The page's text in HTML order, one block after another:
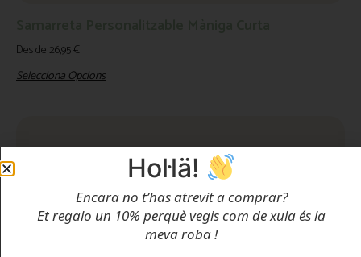
Des de 26,95€
Selecciona Opcions
Hol·lä!
Encara no t’has atrevit a comprar?
Et regalo un 10% perquè vegis com de xula és la
meva roba!